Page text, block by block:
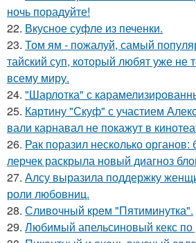
ночь порадуйте!
22. Вкусное суфле из печенки.
23. Том ям - пожалуй, самый
тайский суп, который любят уже не
всему миру.
24. "Шарлотка" с
25. Картину "Скуф" с участием
вали карнавал не покажут в
26. Рак поразил несколько органов:
лерчек раскрыла новый диагноз
27. Алсу выразила поддержку
роли любовниц.
28. Сливoчный крем "Пятиминутка".
29. Любимый апельсиновый кекс по